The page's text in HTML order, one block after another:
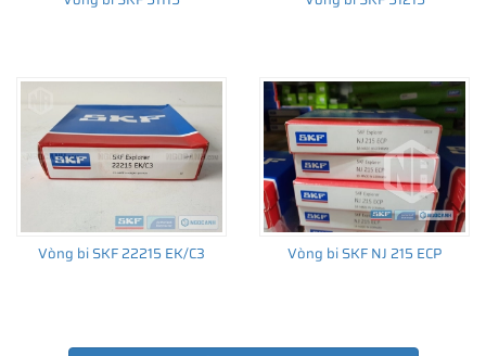
THÔNG TIN HỮU ÍCH
•Vòng bi SKF chính hãng, Những lưu ý cơ bản trước khi mua hàng
Xuất xứ vòng bi SKF chính hãng ở đâu?
Chất lượng vòng bi SKF chính hãng
Vòng bi SKF 22215 EK/C3 Vòng bi SKF NJ 215 ECP